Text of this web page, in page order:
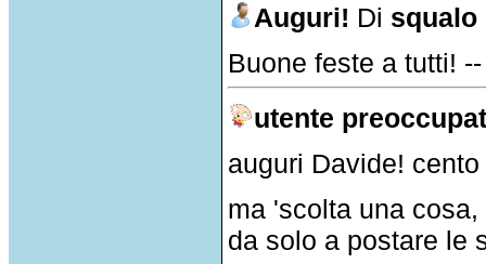
Auguri! Di squalo
Buone feste a tutti!
utente
auguri Davide!
ma 'scolta una
da solo a postare le